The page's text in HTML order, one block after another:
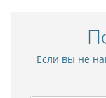
Если вы не